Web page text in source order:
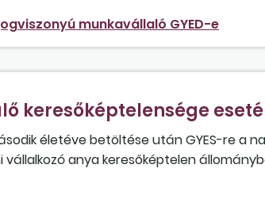
szabadságon volt gyermeke
munkavállaló GYED-e
keresőképtelensége
életéve betöltése után GYES-re a
anya keresőképtelen
várható időpontjáig? A második